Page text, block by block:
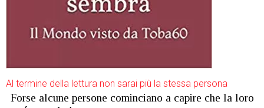
Al termine della lettura non sarai più la stessa persona
Forse alcune persone cominciano a capire che la loro